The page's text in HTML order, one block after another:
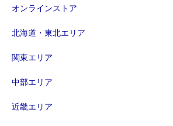
オンラインストア
北海道・東北エリア
関東エリア
中部エリア
近畿エリア